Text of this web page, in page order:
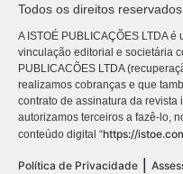
Todos os direitos reservados.
A ISTOÉ PUBLICAÇÕES LTDA
vinculação editorial e societária
PUBLICACÕES LTDA
realizamos cobranças e que
contrato de assinatura da revista
autorizamos terceiros a fazê-lo,
conteúdo digital “https://
Política de Privacidade |